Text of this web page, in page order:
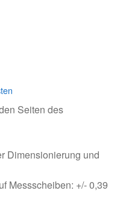
Seiten des
Dimensionierung und
Messscheiben: +/- 0,39